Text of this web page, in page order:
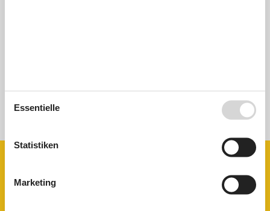
Essentielle
Statistiken
Marketing